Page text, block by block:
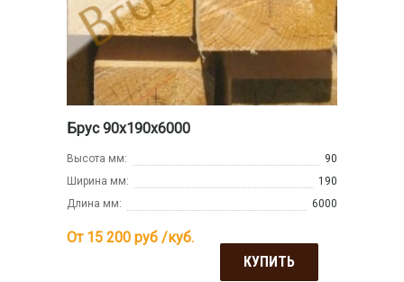
Брус 90х190х6000
Высота мм:
90
Ширина мм:
190
Длина мм:
6000
От 15 200 руб /куб.
КУПИТЬ